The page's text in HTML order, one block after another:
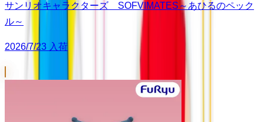
サンリオキャラクターズ SOFVIMATES～あひるのペック
ル～
2026/7/23 入荷